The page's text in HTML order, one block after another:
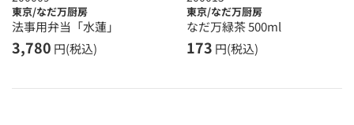
東京/なだ万厨房
法事用弁当「水蓮」
3,780 円(税込)
東京/なだ万厨房
なだ万緑茶 500ml
173 円(税込)